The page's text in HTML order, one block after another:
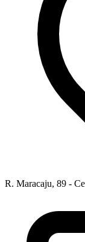
R. Maracaju, 89 -